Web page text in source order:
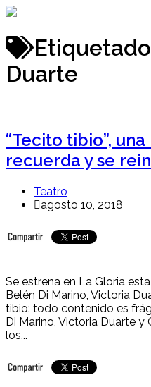
Ir
contenido
Duarte
“Tecito tibio”,
recuerda y se
Teatro
agosto 10, 2018
Se estrena en La Gloria
Belén Di Marino, Victoria
tibio: todo contenido es
Di Marino, Victoria Duarte y
los...